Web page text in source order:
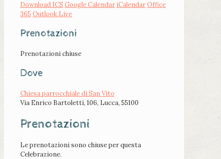
Download ICS Google Calendar iCalendarOffice
365 Outlook Live
Prenotazioni
Prenotazioni chiuse
Dove
Chiesa parrocchiale di San Vito
Via Enrico Bartoletti, 106, Lucca, 55100
Prenotazioni
Le prenotazioni sono chiuse per questa
Celebrazione.